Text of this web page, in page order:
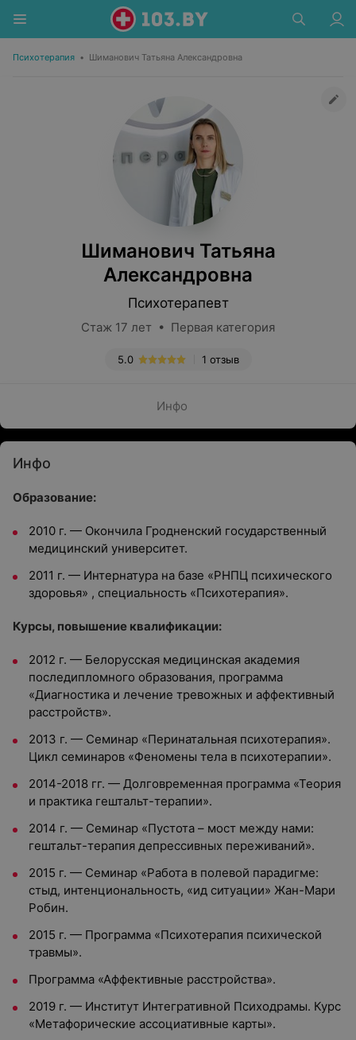
Психотерапия • Шиманович Татьяна Александровна
Шиманович Татьяна
Александровна
Психотерапевт
Стаж 17 лет • Первая категория
1 отзыв
5.0
Инфо
Инфо
Образование:
2010 г. — Окончила Гродненский государственный
медицинский университет.
2011 г. — Интернатура на базе «РНПЦ психического
здоровья» , специальность «Психотерапия».
Курсы, повышение квалификации:
2012 г. — Белорусская медицинская академия
последипломного образования, программа
«Диагностика и лечение тревожных и аффективный
расстройств».
2013 г. — Семинар «Перинатальная психотерапия».
Цикл семинаров «Феномены тела в психотерапии».
2014-2018 гг. — Долговременная программа «Теория
и практика гештальт-терапии».
2014 г. — Семинар «Пустота – мост между нами:
гештальт-терапия депрессивных переживаний».
2015 г. — Семинар «Работа в полевой парадигме:
стыд, интенциональность, «ид ситуации» Жан-Мари
Робин.
2015 г. — Программа «Психотерапия психической
травмы».
Программа «Аффективные расстройства».
2019 г. — Институт Интегративной Психодрамы. Курс
«Метафорические ассоциативные карты».